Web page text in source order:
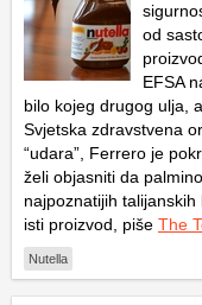
od
EFSA
bilo kojeg drugog ulja,
Svjetska zdravstvena
“udara”, Ferrero je
želi objasniti da
najpoznatijih
isti proizvod, piše The
Nutella